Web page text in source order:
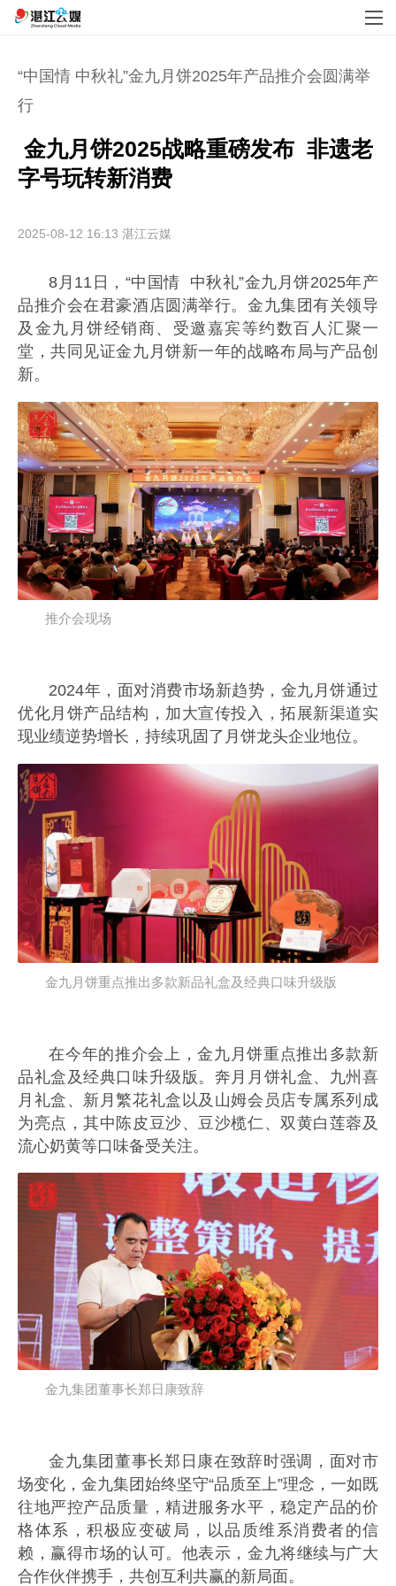
“中国情 中秋礼”金九月饼2025年产品推介会圆满举
行
字号玩转新消费
2025-08-12 16:13 湛江云媒
8月11日，“中国情 中秋礼”金九月饼2025年产
品推介会在君豪酒店圆满举行。金九集团有关领导
及金九月饼经销商、受邀嘉宾等约数百人汇聚一
堂，共同见证金九月饼新一年的战略布局与产品创
新。
推介会现场
2024年，面对消费市场新趋势，金九月饼通过
优化月饼产品结构，加大宣传投入，拓展新渠道实
现业绩逆势增长，持续巩固了月饼龙头企业地位。
金九月饼重点推出多款新品礼盒及经典口味升级版
在今年的推介会上，金九月饼重点推出多款新
品礼盒及经典口味升级版。奔月月饼礼盒、九州喜
月礼盒、新月繁花礼盒以及山姆会员店专属系列成
为亮点，其中陈皮豆沙、豆沙榄仁、双黄白莲蓉及
流心奶黄等口味备受关注。
金九集团董事长郑日康致辞
金九集团董事长郑日康在致辞时强调，面对市
场变化，金九集团始终坚守“品质至上”理念，一如既
往地严控产品质量，精进服务水平，稳定产品的价
格体系，积极应变破局，以品质维系消费者的信
赖，赢得市场的认可。他表示，金九将继续与广大
合作伙伴携手，共创互利共赢的新局面。